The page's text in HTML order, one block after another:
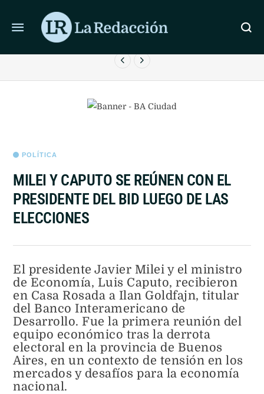
ÚLTIMAS NOTICIAS
LA JUSTICIA RECHAZÓ LEVANTAR LA PERIMETRAL A
POLÍTICA
MILEI Y CAPUTO SE REÚNEN CON EL
PRESIDENTE DEL BID LUEGO DE LAS
ELECCIONES
El presidente Javier Milei y el ministro
de Economía, Luis Caputo, recibieron
en Casa Rosada a Ilan Goldfajn, titular
del Banco Interamericano de
Desarrollo. Fue la primera reunión del
equipo económico tras la derrota
electoral en la provincia de Buenos
Aires, en un contexto de tensión en los
mercados y desafíos para la economía
nacional.